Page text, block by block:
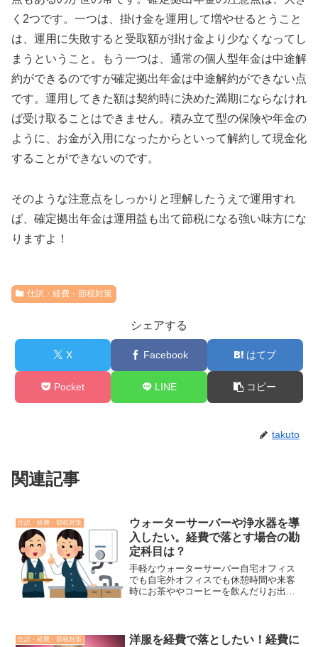
く2つです。一つは、掛け金を運用して増やせるとうこと
は、運用に失敗すると受取額が掛け金より少なくなってし
まうということ。もう一つは、通常の個人型年金は中途解
約ができるのですが確定拠出年金は中途解約ができない点
です。運用してきた額は契約時に決めた満期にならなけれ
ば受け取ることはできません。積み立て型の保険や年金の
ように、お金が入用になったからといって解約して現金化
することができないのです。
そのような注意点をしっかりと理解したうえで運用すれ
ば、確定拠出年金は運用益も出て節税になる強い味方にな
りますよ！
仕訳・経費・節税対策
シェアする
X Facebook はてブ
Pocket LINE コピー
takuto
関連記事
仕訳・経費・節税対策
ウォーターサーバーや浄水器を導
入したい。経費で落とす場合の勘
定科目は？
手軽なウォーターサーバー自宅オフィス
でも自宅外オフィスでも休憩時間や来客
時にお茶ややコーヒーを飲んだりお出し
りにできるのがレンタルの...
仕訳・経費・節税対策
洋服を経費で落としたい！経費に